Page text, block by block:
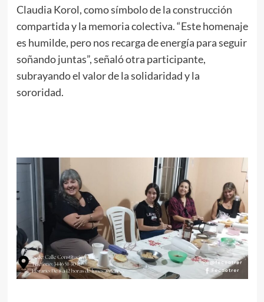
Claudia Korol, como símbolo de la construcción
compartida y la memoria colectiva. “Este homenaje
es humilde, pero nos recarga de energía para seguir
soñando juntas”, señaló otra participante,
subrayando el valor de la solidaridad y la
sororidad.